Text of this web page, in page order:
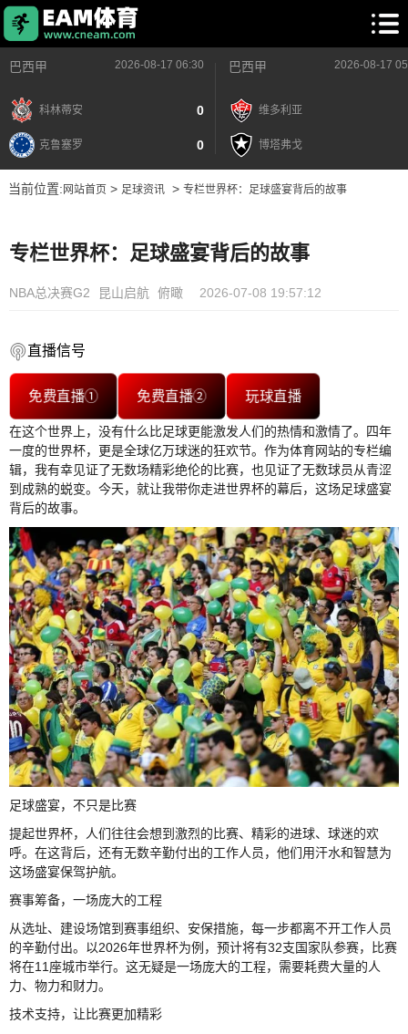
巴西甲 2026-08-17 06:30
科林蒂安 0
克鲁塞罗 0
巴西甲 2026-08-17
维多利亚
博塔弗戈
当前位置: 网站首页> 足球资讯> 专栏世界杯：足球盛宴背后的故事
专栏世界杯：足球盛宴背后的故事
NBA总决赛G2 昆山启航 俯瞰 2026-07-08 19:57:12
直播信号
免费直播① 免费直播② 玩球直播
在这个世界上，没有什么比足球更能激发人们的热情和激情了。四年
一度的世界杯，更是全球亿万球迷的狂欢节。作为体育网站的专栏编
辑，我有幸见证了无数场精彩绝伦的比赛，也见证了无数球员从青涩
到成熟的蜕变。今天，就让我带你走进世界杯的幕后，这场足球盛宴
背后的故事。
足球盛宴，不只是比赛
提起世界杯，人们往往会想到激烈的比赛、精彩的进球、球迷的欢
呼。在这背后，还有无数辛勤付出的工作人员，他们用汗水和智慧为
这场盛宴保驾护航。
赛事筹备，一场庞大的工程
从选址、建设场馆到赛事组织、安保措施，每一步都离不开工作人员
的辛勤付出。以2026年世界杯为例，预计将有32支国家队参赛，比赛
将在11座城市举行。这无疑是一场庞大的工程，需要耗费大量的人
力、物力和财力。
技术支持，让比赛更加精彩